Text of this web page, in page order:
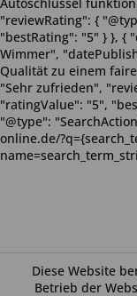
Diese Website
Betrieb der
"reviewRating": {
"bestRating": "5" } }, {
Wimmer",
Qualität zu einem
"Sehr zufrieden",
"ratingValue": "5",
"@type":
online.de/